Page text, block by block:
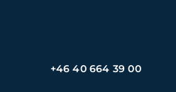
+46 40 664 39 00